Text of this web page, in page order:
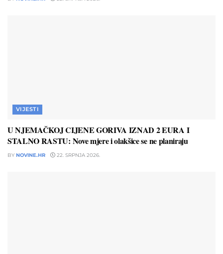
VIJESTI
U NJEMAČKOJ CIJENE GORIVA IZNAD 2 EURA I
STALNO RASTU: Nove mjere i olakšice se ne planiraju
BY NOVINE.HR 22. SRPNJA 2026.